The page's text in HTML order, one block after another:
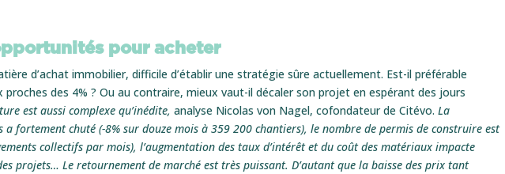
pour acheter
d’achat immobilier, difficile d’établir une stratégie sûre actuellement. Est-il préférable
proches des 4% ? Ou au contraire, mieux vaut-il décaler son projet en espérant des jours
est aussi complexe qu’inédite, analyse Nicolas von Nagel, cofondateur de Citévo.La
a fortement chuté (-8% sur douze mois à 359 200 chantiers), le nombre de permis de construire est
collectifs par mois), l’augmentation des taux d’intérêt et du coût des matériaux impacte
projets… Le retournement de marché est très puissant. D’autant que la baisse des prix tant